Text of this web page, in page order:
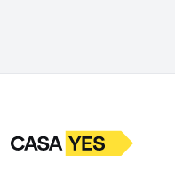
LogoIr para a homepage